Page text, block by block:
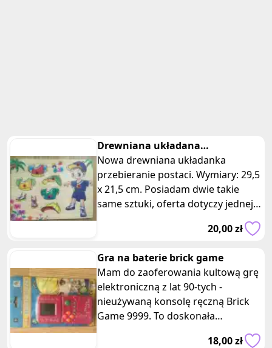
Drewniana układana
przebieranie postaci
Nowa drewniana układanka
przebieranie postaci. Wymiary: 29,5
x 21,5 cm. Posiadam dwie takie
same sztuki, oferta dotyczy jednej z
nich. Ta kreatywna zabawka zape
20,00 zł
Gra na baterie brick game
Mam do zaoferowania kultową grę
elektroniczną z lat 90-tych -
nieużywaną konsolę ręczną Brick
Game 9999. To doskonała
rozrywka, którą można zabrać ze
18,00 zł